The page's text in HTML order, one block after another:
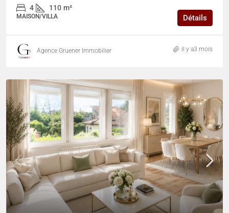
4 110 m²
MAISON/VILLA Détails
Agence Gruener Immobilier il y a3 mois